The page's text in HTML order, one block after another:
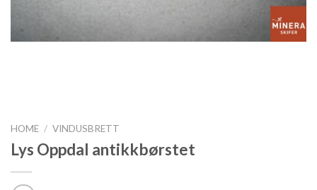
HOME / VINDUSBRETT
Lys Oppdal antikkbørstet